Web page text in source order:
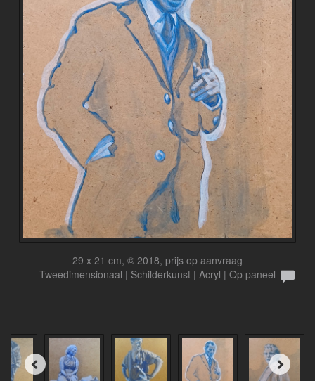
29 x 21 cm, © 2018, prijs op aanvraag
Tweedimensionaal | Schilderkunst | Acryl | Op paneel